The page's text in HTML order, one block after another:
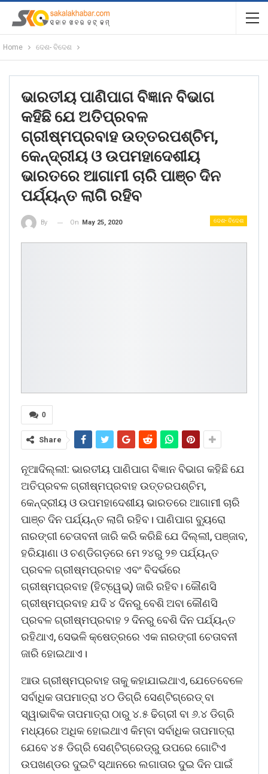
Home ଦେଶ- ବିଦେଶ
ଭାରତୀୟ ପାଣିପାଗ ବିଜ୍ଞାନ ବିଭାଗ
କହିଛି ଯେ ଅତିପ୍ରବଳ
ଗ୍ରୀଷ୍ମପ୍ରବାହ ଉତ୍ତରପଶ୍ଚିମ,
କେନ୍ଦ୍ରୀୟ ଓ ଉପମହାଦେଶୀୟ
ଭାରତରେ ଆଗାମୀ ଚାରି ପାଞ୍ଚ ଦିନ
ପର୍ଯ୍ୟନ୍ତ ଲାଗି ରହିବ
ଦେଶ- ବିଦେଶ
By On May 25, 2020
0
Share
ନୂଆଦିଲ୍ଲୀ: ଭାରତୀୟ ପାଣିପାଗ ବିଜ୍ଞାନ ବିଭାଗ କହିଛି ଯେ
ଅତିପ୍ରବଳ ଗ୍ରୀଷ୍ମପ୍ରବାହ ଉତ୍ତରପଶ୍ଚିମ,
କେନ୍ଦ୍ରୀୟ ଓ ଉପମହାଦେଶୀୟ ଭାରତରେ ଆଗାମୀ ଚାରି
ପାଞ୍ଚ ଦିନ ପର୍ଯ୍ୟନ୍ତ ଲାଗି ରହିବ। ପାଣିପାଗ ବ୍ୟୁରୋ
ନାରଙ୍ଗୀ ଚେତାବନୀ ଜାରି କରି କରିଛି ଯେ ଦିଲ୍ଲୀ, ପଞ୍ଜାବ,
ହରିୟାଣା ଓ ଚଣ୍ଡିଗଡ଼ରେ ମେ ୨୪ରୁ ୨୭ ପର୍ଯ୍ୟନ୍ତ
ପ୍ରବଳ ଗ୍ରୀଷ୍ମପ୍ରବାହ ଏବଂ ବିଦର୍ଭରେ
ଗ୍ରୀଷ୍ମପ୍ରବାହ (ହିଟ୍‌ୱେଭ୍‌) ଜାରି ରହିବ। କୌଣସି
ଗ୍ରୀଷ୍ମପ୍ରବାହ ଯଦି ୪ ଦିନରୁ ବେଶି ଅବା କୌଣସି
ପ୍ରବଳ ଗ୍ରୀଷ୍ମପ୍ରବାହ ୨ ଦିନରୁ ବେଶି ଦିନ ପର୍ଯ୍ୟନ୍ତ
ରହିଥାଏ, ସେଭଳି କ୍ଷେତ୍ରରେ ଏକ ନାରଙ୍ଗୀ ଚେତାବନୀ
ଜାରି ହୋଇଥାଏ।
ଆଉ ଗ୍ରୀଷ୍ମପ୍ରବାହ ତାକୁ କହାଯାଇଥାଏ, ଯେତେବେଳେ
ସର୍ବାଧିକ ତାପମାତ୍ରା ୪୦ ଡିଗ୍ରି ସେଣ୍ଟିଗ୍ରେଡ୍‌ ବା
ସ୍ୱାଭାବିକ ତାପମାତ୍ରା ଠାରୁ ୪.୫ ଢିଗ୍ରୀ ବା ୬.୪ ଡିଗ୍ରି
ମଧ୍ୟରେ ଅଧିକ ହୋଇଥାଏ କିମ୍ବା ସର୍ବାଧିକ ତାପମାତ୍ରା
ଯେବେ ୪୫ ଡିଗ୍ରି ସେଣ୍ଟିଗ୍ରେଡ୍‌ରୁ ଉପରେ ଗୋଟିଏ
ଉପଖଣ୍ଡର ଦୁଇଟି ସ୍ଥାନରେ ଲଗାତାର ଦୁଇ ଦିନ ପାଇଁ